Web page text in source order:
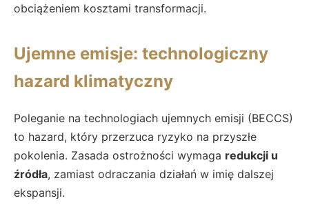
obciążeniem kosztami transformacji.
Ujemne emisje: technologiczny
hazard klimatyczny
Poleganie na technologiach ujemnych emisji (BECCS)
to hazard, który przerzuca ryzyko na przyszłe
pokolenia. Zasada ostrożności wymaga redukcji u
źródła, zamiast odraczania działań w imię dalszej
ekspansji.